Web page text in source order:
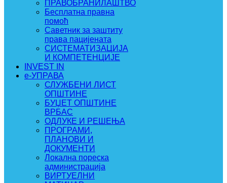
ПРАВОБРАНИЛАШТВО
Бесплатна правна
помоћ
Саветник за заштиту
права пацијената
СИСТЕМАТИЗАЦИЈА
И КОМПЕТЕНЦИЈЕ
INVEST IN
e-УПРАВА
СЛУЖБЕНИ ЛИСТ
ОПШТИНЕ
БУЏЕТ ОПШТИНЕ
ВРБАС
ОДЛУКЕ И РЕШЕЊА
ПРОГРАМИ,
ПЛАНОВИ И
ДОКУМЕНТИ
Локална пореска
администрација
ВИРТУЕЛНИ